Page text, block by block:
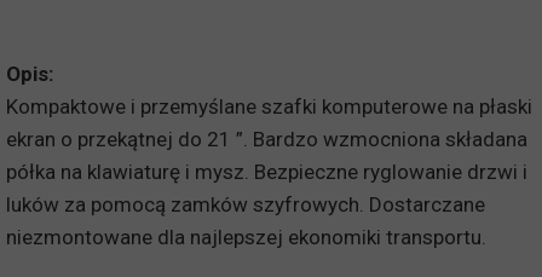
Opis:
Kompaktowe i przemyślane szafki komputerowe na płaski
ekran o przekątnej do 21 ”. Bardzo wzmocniona składana
półka na klawiaturę i mysz. Bezpieczne ryglowanie drzwi i
luków za pomocą zamków szyfrowych. Dostarczane
niezmontowane dla najlepszej ekonomiki transportu.